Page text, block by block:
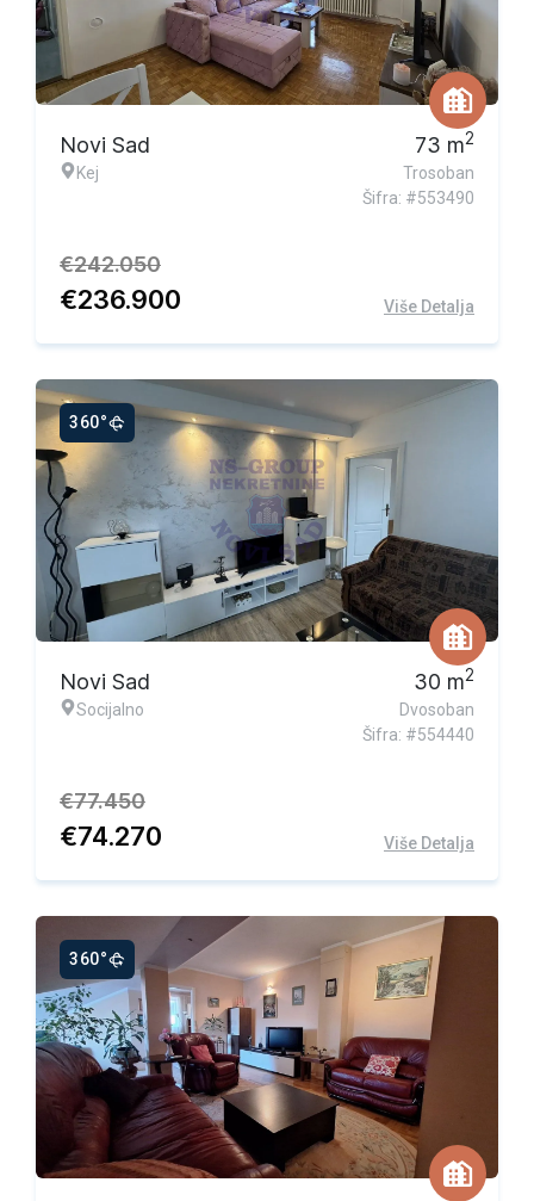
Ekskluzivna ponuda
Novi Sad
Kej
73 m2
Trosoban
Šifra: #553490
€242.050
€236.900 Više Detalja
360°
Ekskluzivna ponuda
Novi Sad
Socijalno
30 m2
Dvosoban
Šifra: #554440
€77.450
€74.270 Više Detalja
360°
Ekskluzivna ponuda